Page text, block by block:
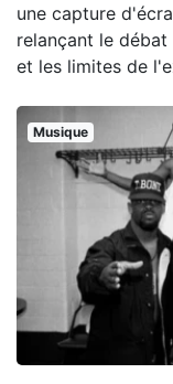
une capture
relançant le
et les limites de
Musique